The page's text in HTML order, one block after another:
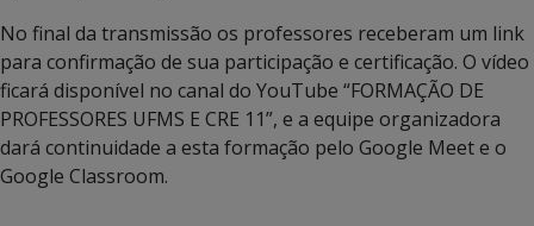
No final da transmissão os professores receberam um link
para confirmação de sua participação e certificação. O vídeo
ficará disponível no canal do YouTube “FORMAÇÃO DE
PROFESSORES UFMS E CRE 11”, e a equipe organizadora
dará continuidade a esta formação pelo Google Meet e o
Google Classroom.